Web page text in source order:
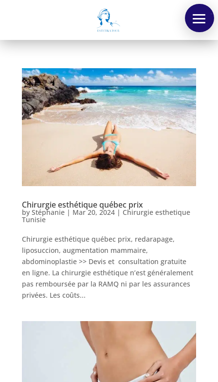
Nos
Tarifs
Nos
chirurgies
Chirurgie esthétique québec prix
by Stéphanie| Mar 20, 2024| Chirurgie esthetique
Tunisie
Chirurgie esthétique québec prix, redarapage,
liposuccion, augmentation mammaire,
abdominoplastie >> Devis et consultation gratuite
en ligne. La chirurgie esthétique n’est généralement
pas remboursée par la RAMQ ni par les assurances
privées. Les coûts...